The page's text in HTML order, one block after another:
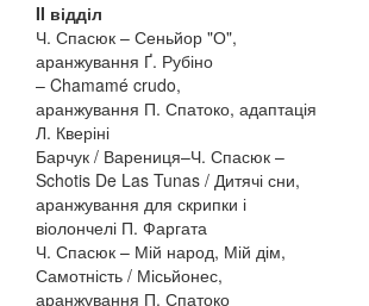
II відділ
Ч. Спасюк – Сеньйор "О",
аранжування Ґ. Рубіно
– Chamamé crudo,
аранжування П. Спатоко, адаптація
Л. Кверіні
Барчук / Варениця–Ч. Спасюк –
Schotis De Las Tunas / Дитячі сни,
аранжування для скрипки і
віолончелі П. Фаргата
Ч. Спасюк – Мій народ, Мій дім,
Самотність / Місьйонес,
аранжування П. Спатоко